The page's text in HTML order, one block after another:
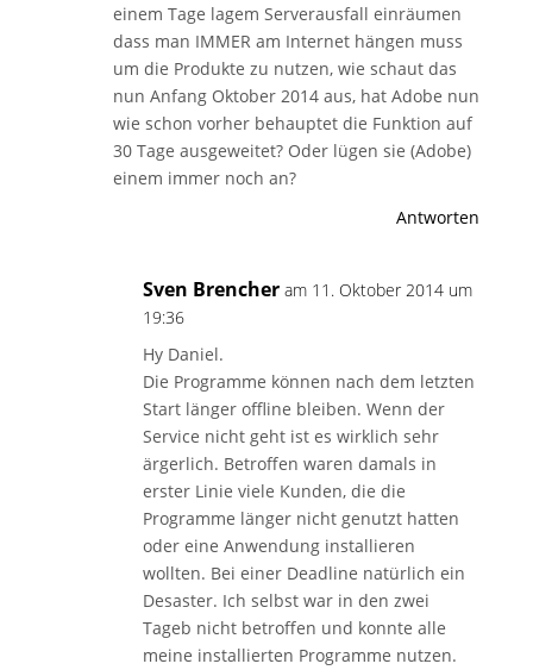
einem Tage lagem Serverausfall einräumen
dass man IMMER am Internet hängen muss
um die Produkte zu nutzen, wie schaut das
nun Anfang Oktober 2014 aus, hat Adobe nun
wie schon vorher behauptet die Funktion auf
30 Tage ausgeweitet? Oder lügen sie (Adobe)
einem immer noch an?
Antworten
Sven Brencher am 11. Oktober 2014 um
19:36
Hy Daniel.
Die Programme können nach dem letzten
Start länger offline bleiben. Wenn der
Service nicht geht ist es wirklich sehr
ärgerlich. Betroffen waren damals in
erster Linie viele Kunden, die die
Programme länger nicht genutzt hatten
oder eine Anwendung installieren
wollten. Bei einer Deadline natürlich ein
Desaster. Ich selbst war in den zwei
Tageb nicht betroffen und konnte alle
meine installierten Programme nutzen.